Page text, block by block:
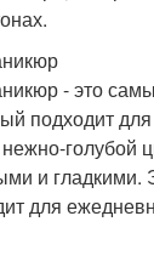
- это
подходит
голубой
и
для